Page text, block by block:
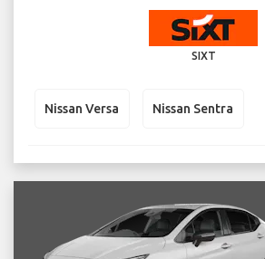
SIXT
Nissan Versa Nissan Sentra